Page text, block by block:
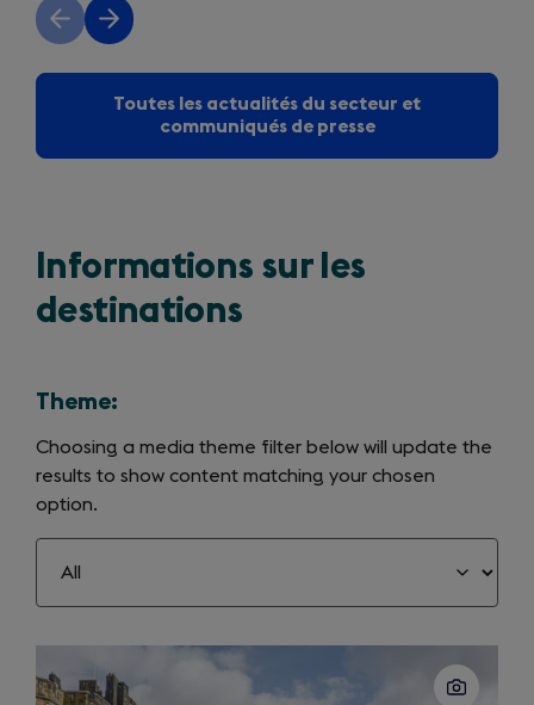
Previous
slide
Next
slide
Toutes les actualités du secteur et
communiqués de presse
Informations sur les
destinations
Theme:
Choosing a media theme filter below will update the
results to show content matching your chosen
option.
1
of